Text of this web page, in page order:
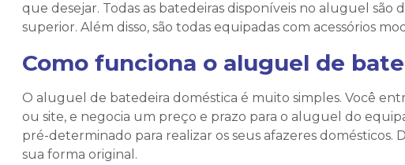
que desejar. Todas as batedeiras disponíveis no aluguel
superior. Além disso, são todas equipadas com acessórios
Como funciona o aluguel de
O aluguel de batedeira doméstica é muito simples. Você
ou site, e negocia um preço e prazo para o aluguel do
pré-determinado para realizar os seus afazeres domésticos.
sua forma original.